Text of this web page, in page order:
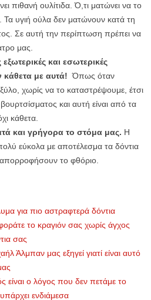
πιθανή ουλίτιδα. Ό,τι ματώνει να το
Τα υγιή ούλα δεν ματώνουν κατά τη
Σε αυτή την περίπτωση πρέπει να
μας.
και εσωτερικές
κάθετα με αυτά! Όπως όταν
χωρίς να το καταστρέψουμε, έτσι
και αυτή είναι από τα
κάθετα.
και γρήγορα το στόμα μας. Η
εύκολα με αποτέλεσμα τα δόντια
το φθόριο.
για πιο αστραφτερά δόντια
το κραγιόν σας χωρίς άγχος
σας
Άλμπαν μας εξηγεί γιατί είναι αυτό
είναι ο λόγος που δεν πετάμε το
ενδιάμεσα